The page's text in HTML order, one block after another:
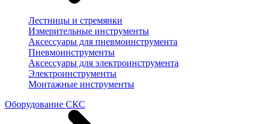
Лестницы и стремянки
Измерительные инструменты
Аксессуары для пневмоинструмента
Пневмоинструменты
Аксессуары для электроинструмента
Электроинструменты
Монтажные инструменты
Оборудование СКС